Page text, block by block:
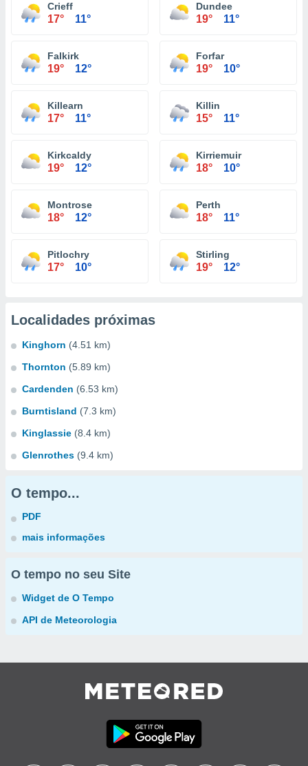
Crieff
17° 11°
Dundee
19° 11°
Falkirk
19° 12°
Forfar
19° 10°
Killearn
17° 11°
Killin
15° 11°
Kirkcaldy
19° 12°
Kirriemuir
18° 10°
Montrose
18° 12°
Perth
18° 11°
Pitlochry
17° 10°
Stirling
19° 12°
Localidades próximas
Kinghorn (4.51 km)
Thornton (5.89 km)
Cardenden (6.53 km)
Burntisland (7.3 km)
Kinglassie (8.4 km)
Glenrothes (9.4 km)
O tempo...
PDF
mais informações
O tempo no seu Site
Widget de O Tempo
API de Meteorologia